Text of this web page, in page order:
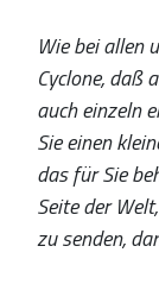
Wie bei allen
Cyclone, daß
auch einzeln
Sie einen
das für Sie
Seite der
zu senden,